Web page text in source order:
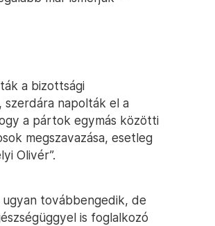
a bizottsági
szerdára napolták el a
a pártok egymás közötti
megszavazása, esetleg
Olivér”.
továbbengedik, de
is foglalkozó